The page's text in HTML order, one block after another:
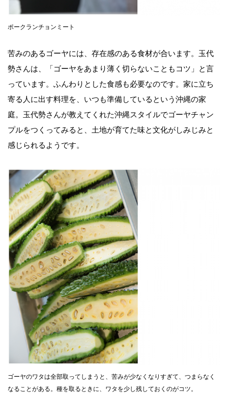
ポークランチョンミート
苦みのあるゴーヤには、存在感のある食材が合います。玉代
勢さんは、「ゴーヤをあまり薄く切らないこともコツ」と言
っています。ふんわりとした食感も必要なのです。家に立ち
寄る人に出す料理を、いつも準備しているという沖縄の家
庭。玉代勢さんが教えてくれた沖縄スタイルでゴーヤチャン
プルをつくってみると、土地が育てた味と文化がしみじみと
感じられるようです。
ゴーヤのワタは全部取ってしまうと、苦みが少なくなりすぎて、つまらなく
なることがある。種を取るときに、ワタを少し残しておくのがコツ。